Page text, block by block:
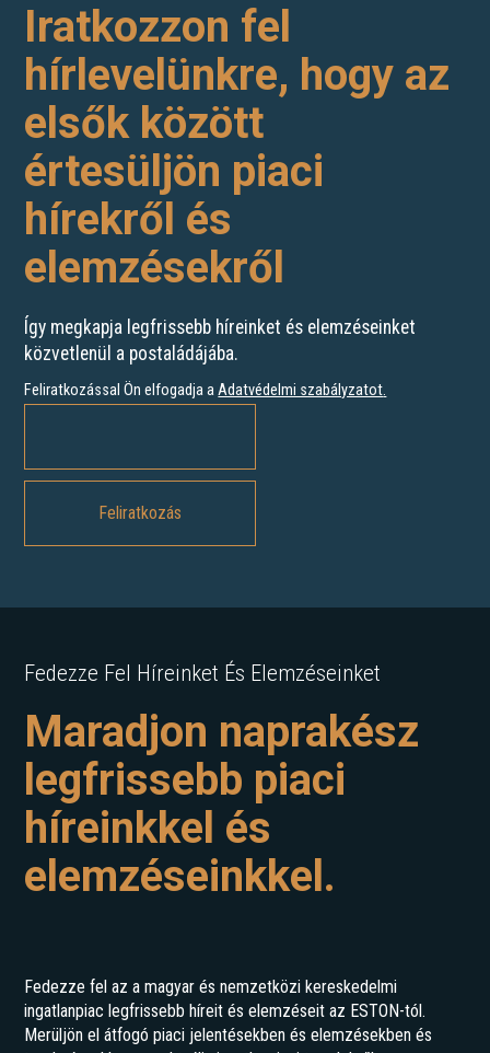
Iratkozzon fel
hírlevelünkre, hogy az
elsők között
értesüljön piaci
hírekről és
elemzésekről
Így megkapja legfrissebb híreinket és elemzéseinket
közvetlenül a postaládájába.
Feliratkozással Ön elfogadja aAdatvédelmi szabályzatot.
Fedezze Fel Híreinket És Elemzéseinket
Maradjon naprakész
legfrissebb piaci
híreinkkel és
elemzéseinkkel.
Fedezze fel az a magyar és nemzetközi kereskedelmi
ingatlanpiac legfrissebb híreit és elemzéseit az ESTON-tól.
Merüljön el átfogó piaci jelentésekben és elemzésekben és